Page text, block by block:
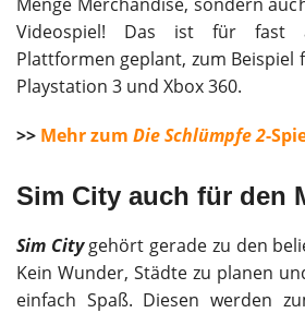
Videospiel! Das ist für fast
Plattformen geplant, zum Beispiel
Playstation 3 und Xbox 360.
>> Mehr zum Die Schlümpfe 2-
Sim City auch für den
Sim Citygehört gerade zu den
Kein Wunder, Städte zu planen
einfach Spaß. Diesen werden